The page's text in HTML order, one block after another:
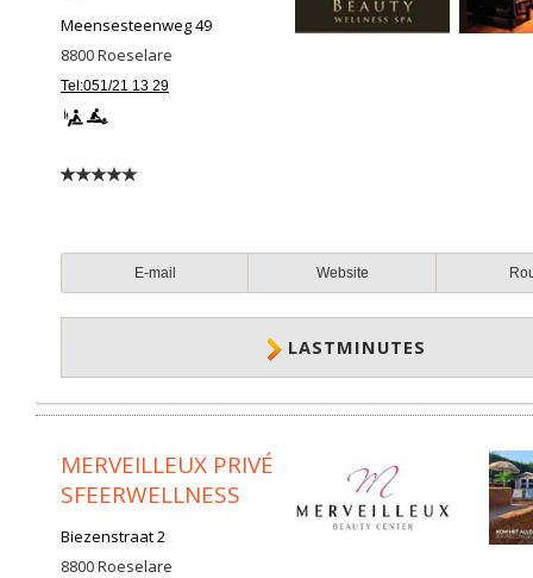
Meensesteenweg 49
8800Roeselare
Tel:051/21 13 29
E-mail Website
LASTMINUTES
MERVEILLEUX PRIVÉ
SFEERWELLNESS
Biezenstraat 2
8800Roeselare